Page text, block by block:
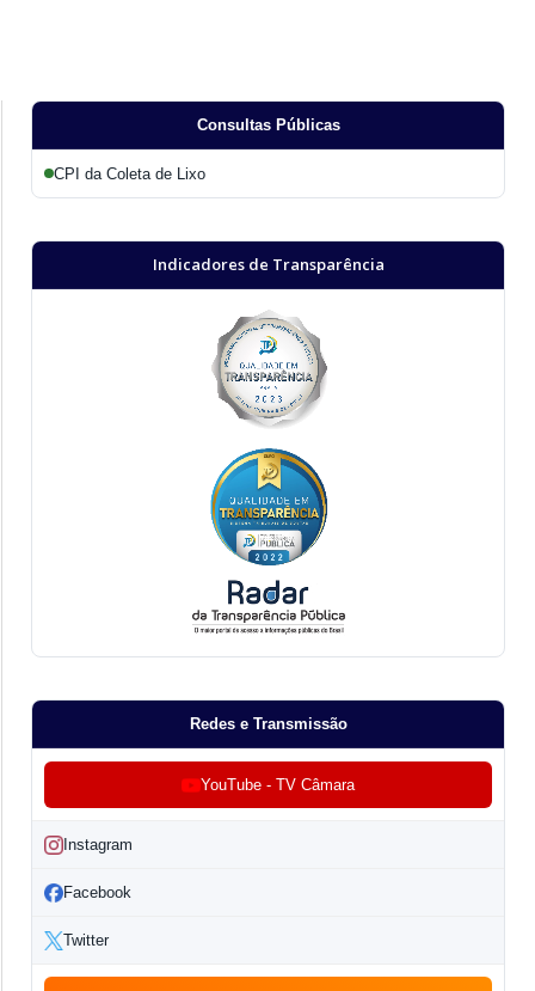
Consultas Públicas
CPI da Coleta de Lixo
Indicadores de Transparência
Redes e Transmissão
YouTube - TV Câmara
Instagram
Facebook
Twitter